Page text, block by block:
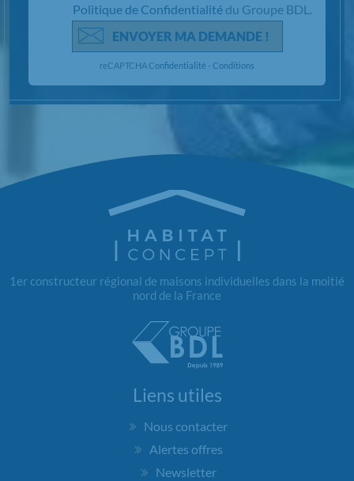
Politique de Confidentialité du Groupe BDL.
ENVOYER MA DEMANDE !
reCAPTCHAConfidentialité - Conditions
1er constructeur régional de maisons individuelles dans la moitié
nord de la France
Liens utiles
Nous contacter
Alertes offres
Newsletter